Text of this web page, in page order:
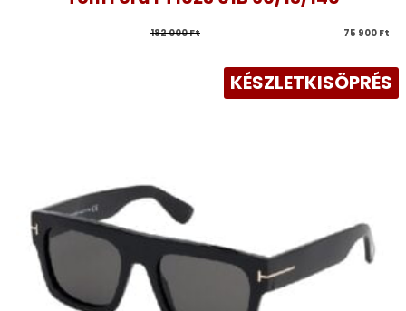
182 000 Ft 75 900 Ft
KÉSZLETKISÖPRÉS